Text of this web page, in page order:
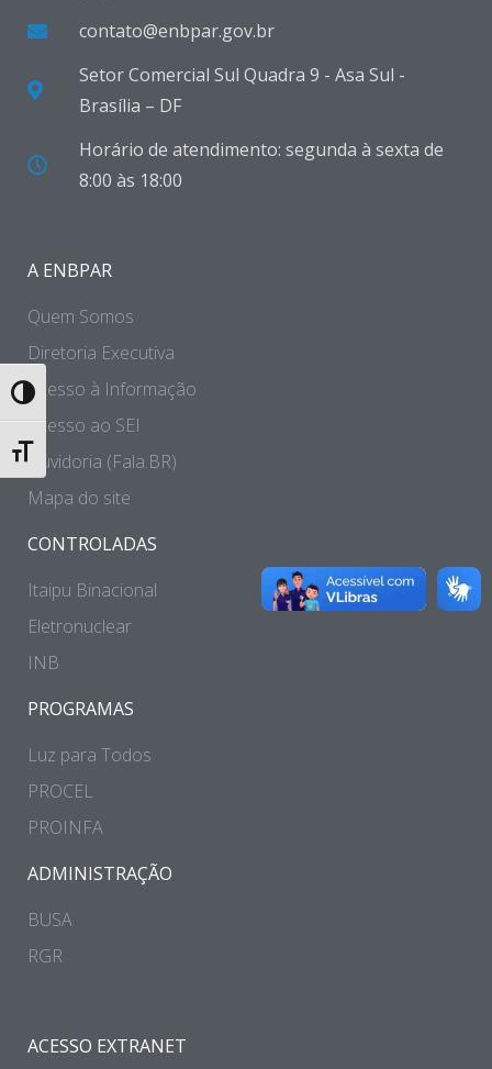
Toggle High Contrast
Toggle Font size
contato@enbpar.gov.br
Setor Comercial Sul Quadra 9 - Asa Sul -
Brasília – DF
Horário de atendimento: segunda à sexta de
8:00 às 18:00
A ENBPAR
Quem Somos
Diretoria Executiva
Acesso à Informação
Acesso ao SEI
Ouvidoria (Fala.BR)
Mapa do site
CONTROLADAS
Itaipu Binacional
Eletronuclear
INB
PROGRAMAS
Luz para Todos
PROCEL
PROINFA
ADMINISTRAÇÃO
BUSA
RGR
ACESSO EXTRANET